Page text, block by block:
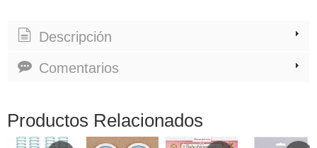
Descripción
Comentarios
Productos Relacionados